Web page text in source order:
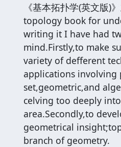
《基本拓扑学(英文版)
topology book for
writing it I have had
mind.Firstly,to make
variety of defferent
applications involving
set,geometric,and
celving too deeply
area.Secondly,to
geometrical
branch of geometry.